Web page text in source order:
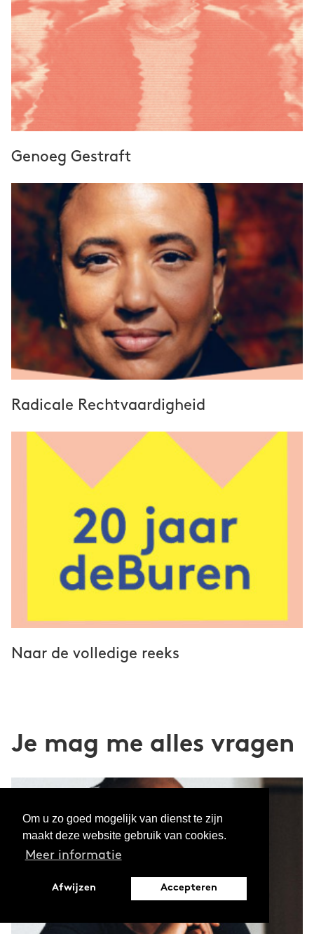
Om u zo goed mogelijk van dienst te zijn
maakt deze website gebruik van cookies.
Meer informatie
Afwijzen Accepteren
Genoeg Gestraft
Radicale Rechtvaardigheid
Naar de volledige reeks
Je mag me alles vragen